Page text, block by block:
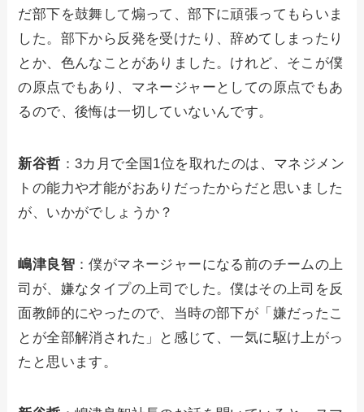
だ部下を鼓舞して煽って、部下に頑張ってもらいま
した。部下から反発を受けたり、辞めてしまったり
とか、色んなことがありました。けれど、そこが僕
の原点でもあり、マネージャーとしての原点でもあ
るので、後悔は一切していないんです。
新谷哲 ：3カ月で全国1位を取れたのは、マネジメン
トの能力や才能がおありだったからだと思いました
が、いかがでしょうか？
嶋津良智 ：僕がマネージャーになる前のチームの上
司が、嫌なタイプの上司でした。僕はその上司を反
面教師的にやったので、当時の部下が「嫌だったこ
とが全部解消された」と感じて、一気に駆け上がっ
たと思います。